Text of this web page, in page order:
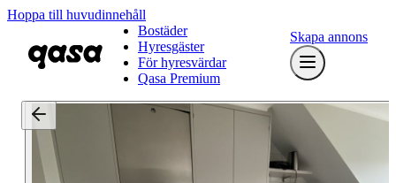
Hoppa till huvudinnehåll
Bostäder
Hyresgäster
För hyresvärdar
Qasa Premium
Skapa annons